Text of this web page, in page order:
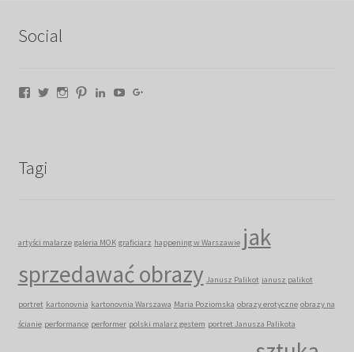
Social
Facebook
TwitterInstagram
PinterestLinkedIn
YouTube
Tagi
artyści malarze galeria MOK graficiarz happening w Warszawie jak
sprzedawać obrazy Janusz Palikot janusz palikot
portret kartonovnia kartonovnia Warszawa Maria Poziomska obrazy erotyczne obrazy na
ścianie performance performer polski malarz gestem portret Janusza Palikota